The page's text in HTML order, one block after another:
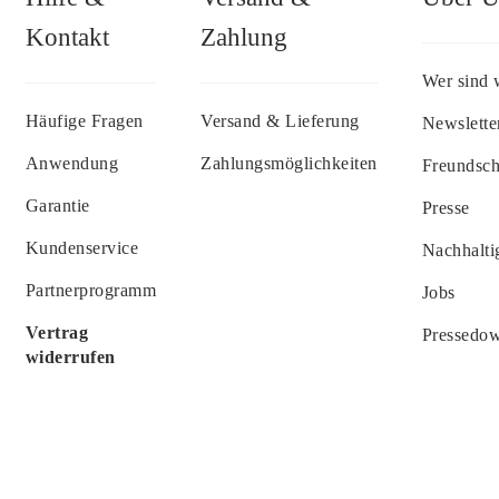
Kontakt
Häufige Fragen
Anwendung
Garantie
Kundenservice
Partnerprogramm
Vertrag
widerrufen
Zahlung
Versand & Lieferung
Zahlungsmöglichkeiten
Wer sind
Presse
Jobs